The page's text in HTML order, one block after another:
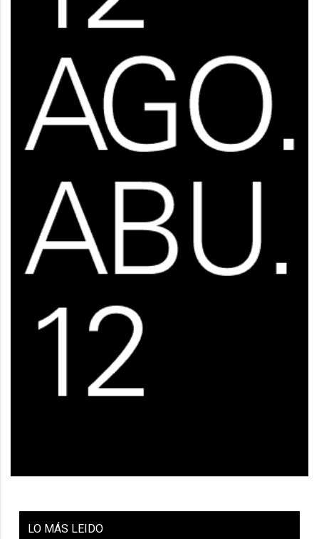
LO MÁS LEIDO